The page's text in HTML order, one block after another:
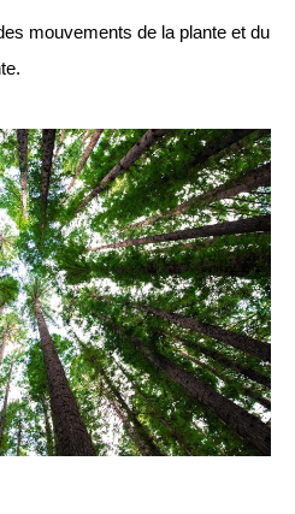
mouvements de la plante et du